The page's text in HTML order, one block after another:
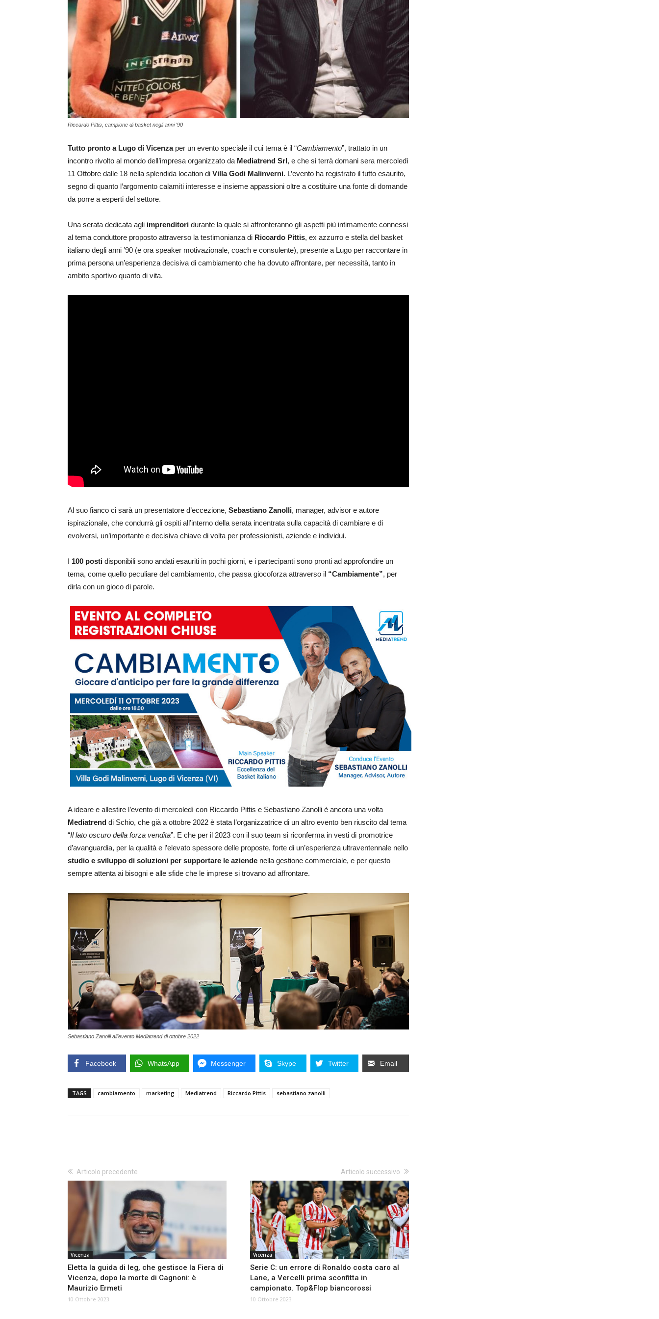
Riccardo Pittis, campione di basket negli anni '90
Tutto pronto a Lugo di Vicenzaper un evento speciale il cui tema è il “Cambiamento”, trattato in un
incontro rivolto al mondo dell’impresa organizzato da Mediatrend Srl, e che si terrà domani sera mercoledì
11 Ottobre dalle 18 nella splendida location di Villa Godi Malinverni. L’evento ha registrato il tutto esaurito,
segno di quanto l’argomento calamiti interesse e insieme appassioni oltre a costituire una fonte di domande
da porre a esperti del settore.
Una serata dedicata agli imprenditori durante la quale si affronteranno gli aspetti più intimamente connessi
al tema conduttore proposto attraverso la testimonianza di Riccardo Pittis, ex azzurro e stella del basket
italiano degli anni ’90 (e ora speaker motivazionale, coach e consulente), presente a Lugo per raccontare in
prima persona un’esperienza decisiva di cambiamento che ha dovuto affrontare, per necessità, tanto in
ambito sportivo quanto di vita.
Al suo fianco ci sarà un presentatore d’eccezione, Sebastiano Zanolli, manager, advisor e autore
ispirazionale, che condurrà gli ospiti all’interno della serata incentrata sulla capacità di cambiare e di
evolversi, un’importante e decisiva chiave di volta per professionisti, aziende e individui.
I 100 posti disponibili sono andati esauriti in pochi giorni, e i partecipanti sono pronti ad approfondire un
tema, come quello peculiare del cambiamento, che passa giocoforza attraverso il “Cambiamente”, per
dirla con un gioco di parole.
A ideare e allestire l’evento di mercoledì con Riccardo Pittis e Sebastiano Zanolli è ancora una volta
Mediatrend di Schio, che già a ottobre 2022 è stata l’organizzatrice di un altro evento ben riuscito dal tema
“Il lato oscuro della forza vendita”. E che per il 2023 con il suo team si riconferma in vesti di promotrice
d’avanguardia, per la qualità e l’elevato spessore delle proposte, forte di un’esperienza ultraventennale nello
studio e sviluppo di soluzioni per supportare le aziende nella gestione commerciale, e per questo
sempre attenta ai bisogni e alle sfide che le imprese si trovano ad affrontare.
Sebastiano Zanolli all’evento Mediatrend di ottobre 2022
Facebook WhatsApp Messenger Skype Twitter Email
TAGS cambiamento marketing Mediatrend Riccardo Pittis sebastiano zanolli
Articolo precedente
Vicenza
Eletta la guida di Ieg, che gestisce la Fiera di
Vicenza, dopo la morte di Cagnoni: è
Maurizio Ermeti
10 Ottobre 2023
Articolo successivo
Vicenza
Serie C: un errore di Ronaldo costa caro al
Lane, a Vercelli prima sconfitta in
campionato. Top&Flop biancorossi
10 Ottobre 2023